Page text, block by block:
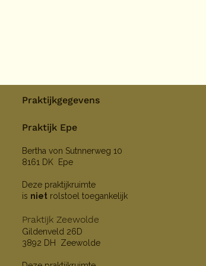
Praktijkgegevens
Praktijk Epe
Bertha von Sutnnerweg 10
8161 DK Epe
Deze praktijkruimte
is niet rolstoel toegankelijk
Praktijk Zeewolde
Gildenveld 26D
3892 DH Zeewolde